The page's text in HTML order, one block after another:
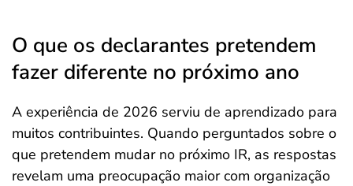
O que os declarantes pretendem
fazer diferente no próximo ano
A experiência de 2026 serviu de aprendizado para
muitos contribuintes. Quando perguntados sobre o
que pretendem mudar no próximo IR, as respostas
revelam uma preocupação maior com organização